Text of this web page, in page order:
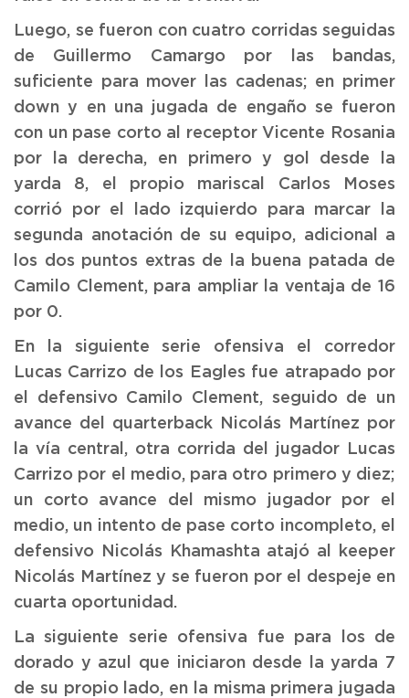
Luego, se fueron con cuatro corridas seguidas
de Guillermo Camargo por las bandas,
suficiente para mover las cadenas; en primer
down y en una jugada de engaño se fueron
con un pase corto al receptor Vicente Rosania
por la derecha, en primero y gol desde la
yarda 8, el propio mariscal Carlos Moses
corrió por el lado izquierdo para marcar la
segunda anotación de su equipo, adicional a
los dos puntos extras de la buena patada de
Camilo Clement, para ampliar la ventaja de 16
por 0.
En la siguiente serie ofensiva el corredor
Lucas Carrizo de los Eagles fue atrapado por
el defensivo Camilo Clement, seguido de un
avance del quarterback Nicolás Martínez por
la vía central, otra corrida del jugador Lucas
Carrizo por el medio, para otro primero y diez;
un corto avance del mismo jugador por el
medio, un intento de pase corto incompleto, el
defensivo Nicolás Khamashta atajó al keeper
Nicolás Martínez y se fueron por el despeje en
cuarta oportunidad.
La siguiente serie ofensiva fue para los de
dorado y azul que iniciaron desde la yarda 7
de su propio lado, en la misma primera jugada